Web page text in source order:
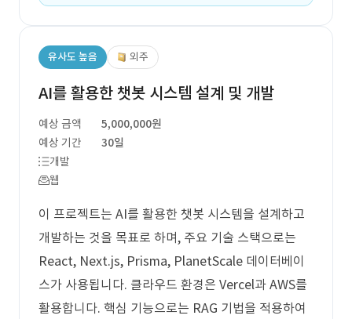
유사도 높음 외주
AI를 활용한 챗봇 시스템 설계 및 개발
예상 금액
5,000,000원
예상 기간
30일
개발
웹
이 프로젝트는 AI를 활용한 챗봇 시스템을 설계하고
개발하는 것을 목표로 하며, 주요 기술 스택으로는
React, Next.js, Prisma, PlanetScale 데이터베이
스가 사용됩니다. 클라우드 환경은 Vercel과 AWS를
활용합니다. 핵심 기능으로는 RAG 기법을 적용하여